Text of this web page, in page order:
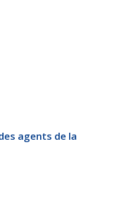
agents de la